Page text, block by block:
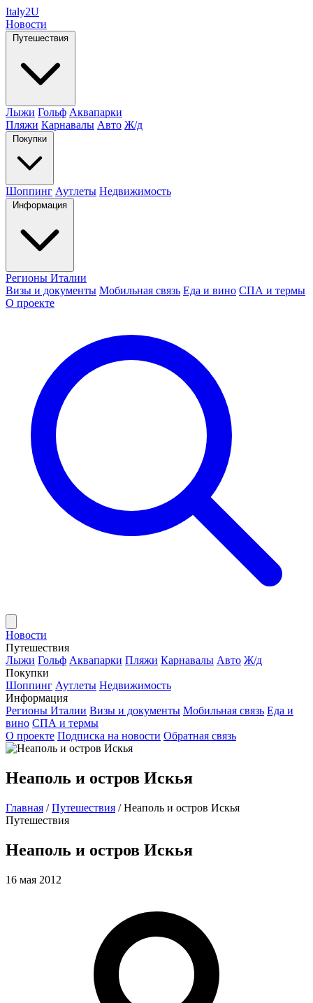
Italy2U
Новости
Путешествия
Лыжи Гольф Аквапарки
Пляжи Карнавалы Авто Ж/д
Покупки
Шоппинг Аутлеты Недвижимость
Информация
Регионы Италии
Визы и документы Мобильная связь Еда и вино СПА и термы
О проекте
Новости
Путешествия
Лыжи Гольф Аквапарки Пляжи Карнавалы Авто Ж/д
Покупки
Шоппинг Аутлеты Недвижимость
Информация
Регионы Италии Визы и документы Мобильная связь Еда и
вино СПА и термы
О проекте Подписка на новости Обратная связь
Неаполь и остров Искья
Главная / Путешествия / Неаполь и остров Искья
Путешествия
Неаполь и остров Искья
16 мая 2012